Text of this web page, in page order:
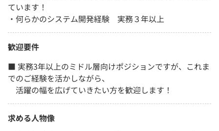
ています！
・何らかのシステム開発経験 実務３年以上
歓迎要件
■ 実務3年以上のミドル層向けポジションですが、これま
でのご経験を活かしながら、
活躍の幅を広げていきたい方を歓迎します！
求める人物像